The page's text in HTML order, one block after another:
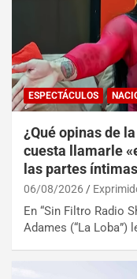
ESPECTÁCULOS
¿Qué opinas de
cuesta llamarle
las partes
06/08/2026
En “Sin Filtro Radio
Adames (“La